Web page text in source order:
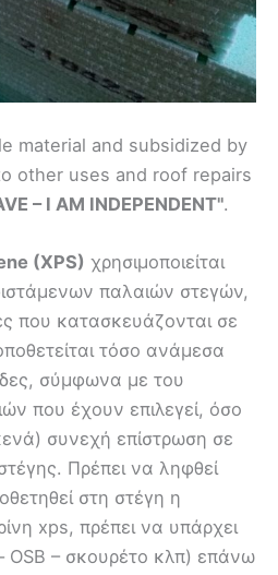
material and subsidized by
other uses and roof repairs
– I AM INDEPENDENT".
(XPS) χρησιμοποιείται
παλαιών στεγών,
που κατασκευάζονται σε
τόσο ανάμεσα
σύμφωνα με του
που έχουν επιλεγεί, όσο
συνεχή επίστρωση σε
Πρέπει να ληφθεί
στη στέγη η
xps, πρέπει να υπάρχει
– σκουρέτο κλπ) επάνω